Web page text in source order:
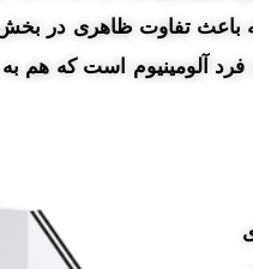
باعث تفاوت ظاهری در
فرد آلومینیوم است که هم